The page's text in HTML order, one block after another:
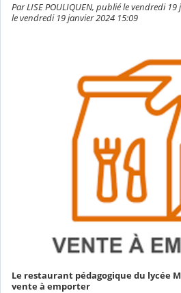
Par LISE POULIQUEN, publié le vendredi
le vendredi 19 janvier 2024 15:09
Le restaurant pédagogique du lycée
vente à emporter